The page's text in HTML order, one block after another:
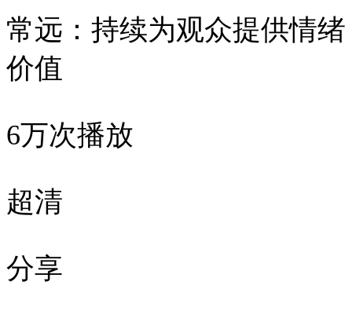
常远：持续为观众提供情绪
价值
6万次播放
超清
分享